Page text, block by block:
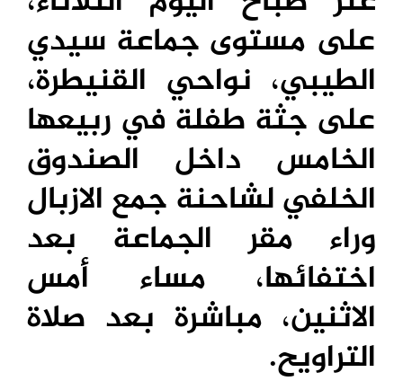
على مستوى جماعة سيدي
الطيبي، نواحي القنيطرة،
على جثة طفلة في ربيعها
الخامس داخل الصندوق
الخلفي لشاحنة جمع الازبال
وراء مقر الجماعة بعد
اختفائها، مساء أمس
الاثنين، مباشرة بعد صلاة
التراويح.